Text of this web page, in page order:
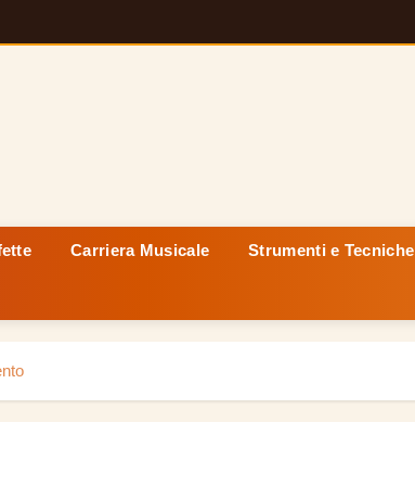
Carriera Musicale Strumenti e Tecniche